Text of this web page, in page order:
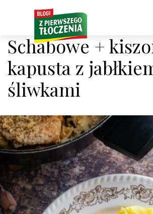
Schabowe +
kapusta z
śliwkami